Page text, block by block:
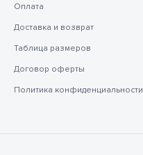
Оплата
Доставка и возврат
Таблица размеров
Договор оферты
Политика конфиденциальности